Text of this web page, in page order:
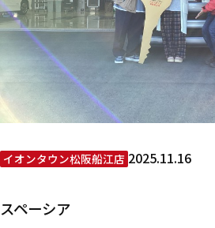
イオンタウン松阪船江店 2025.11.16
スペーシア